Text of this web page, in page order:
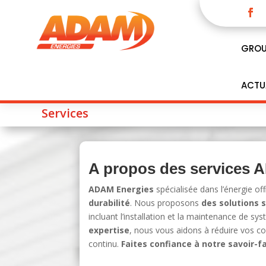
Services
A propos des services
ADAM Energies spécialisée dans l’énergie
durabilité. Nous proposons des solutions
incluant l’installation et la maintenance de
expertise, nous vous aidons à réduire vos
continu. Faites confiance à notre savoir-